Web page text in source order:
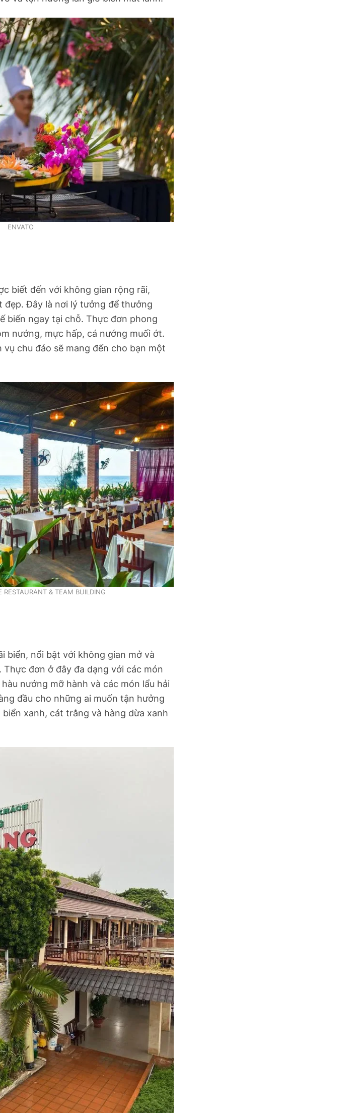
ENVATO
biết đến với không gian rộng rãi,
đẹp. Đây là nơi lý tưởng để thưởng
biến ngay tại chỗ. Thực đơn phong
nướng, mực hấp, cá nướng muối ớt.
chu đáo sẽ mang đến cho bạn một
RESTAURANT & TEAM BUILDING
biển, nổi bật với không gian mở và
đơn ở đây đa dạng với các món
nướng mỡ hành và các món lẩu hải
đầu cho những ai muốn tận hưởng
xanh, cát trắng và hàng dừa xanh